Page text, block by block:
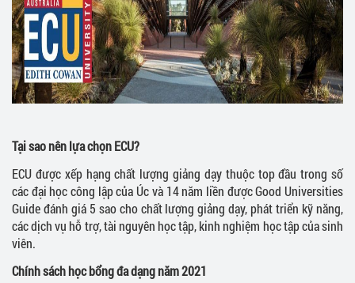
Tại sao nên lựa chọn ECU?
ECU được xếp hạng chất lượng giảng dạy thuộc top đầu trong số
các đại học công lập của Úc và 14 năm liền được Good Universities
Guide đánh giá 5 sao cho chất lượng giảng dạy, phát triển kỹ năng,
các dịch vụ hỗ trợ, tài nguyên học tập, kinh nghiệm học tập của sinh
viên.
Chính sách học bổng đa dạng năm 2021